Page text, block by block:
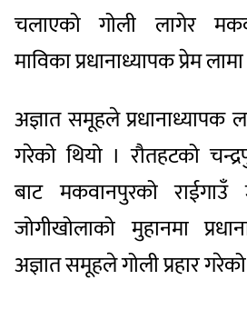
चलाएको गोली लागेर
माविका प्रधानाध्यापक प्रेम
अज्ञात समूहले प्रधानाध्यापक
गरेको थियो । रौतहटको
बाट मकवानपुरको
जोगीखोलाको मुहानमा
अज्ञात समूहले गोली प्रहार